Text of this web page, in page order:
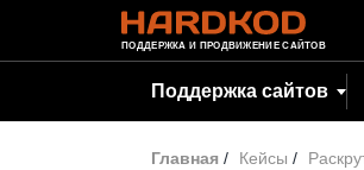
ПОДДЕРЖКА И ПРОДВИЖЕНИЕ САЙТОВ
Поддержка сайтов
Главная / Кейсы /